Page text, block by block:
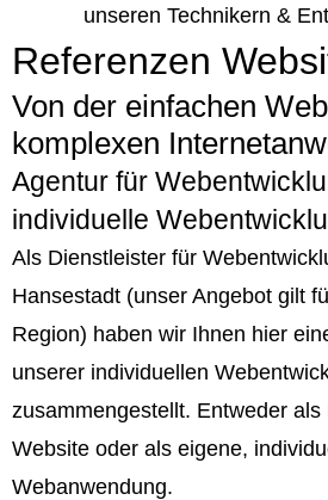
unseren Technikern &
Referenzen
Von der einfachen
komplexen
Agentur für
individuelle
Als Dienstleister für
Hansestadt (unser Angebot gilt
Region) haben wir Ihnen hier
unserer individuellen
zusammengestellt. Entweder
Website oder als eigene,
Webanwendung.